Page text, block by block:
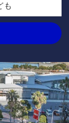
も